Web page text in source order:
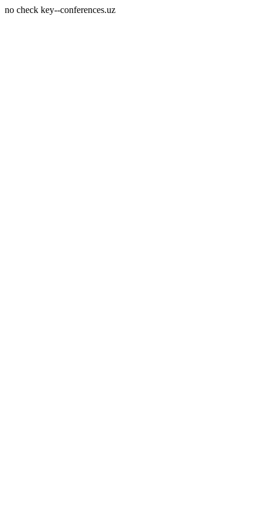
no check key--conferences.uz